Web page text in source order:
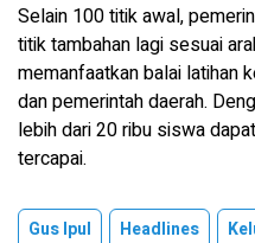
Selain 100 titik awal,
titik tambahan lagi sesuai
memanfaatkan balai latihan
dan pemerintah daerah.
lebih dari 20 ribu siswa
tercapai.
Gus Ipul Headlines